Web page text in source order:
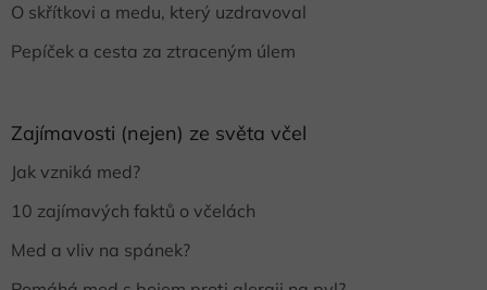
O skřítkovi a medu, který uzdravoval
Pepíček a cesta za ztraceným úlem
Zajímavosti (nejen) ze světa včel
Jak vzniká med?
10 zajímavých faktů o včelách
Med a vliv na spánek?